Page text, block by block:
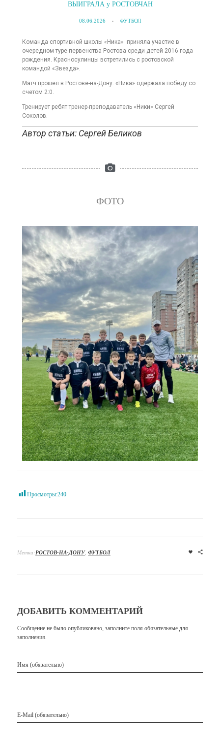
ВЫИГРАЛА у РОСТОВЧАН
08.06.2026 ФУТБОЛ
Команда спортивной школы «Ника» приняла участие в
очередном туре первенства Ростова среди детей 2016 года
рождения. Красносулинцы встретились с ростовской
командой «Звезда».
Матч прошел в Ростове-на-Дону. «Ника» одержала победу со
счетом 2:0.
Тренирует ребят тренер-преподаватель «Ники» Сергей
Соколов.
Автор статьи: Сергей Беликов
ФОТО
Просмотры:240
Метки:РОСТОВ-НА-ДОНУ, ФУТБОЛ
ДОБАВИТЬ КОММЕНТАРИЙ
Сообщение не было опубликовано, заполните поля обязательные для
заполнения.
Имя (обязательно)
E-Mail (обязательно)